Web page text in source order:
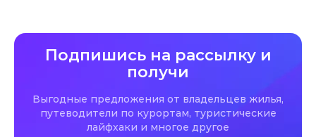
Подпишись на рассылку и
получи
Выгодные предложения от владельцев жилья,
путеводители по курортам, туристические
лайфхаки и многое другое